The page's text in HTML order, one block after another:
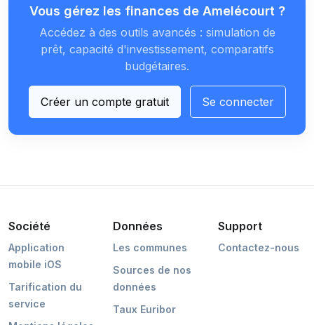
Vous gérez les finances de Amelécourt ?
Accédez à des outils avancés : simulation de
prêt, capacité d'investissement, comparatifs
budgétaires.
Créer un compte gratuit Se connecter
Société
Application
mobile iOS
Tarification du
service
Données
Les communes
Sources de nos
données
Taux Euribor
Support
Contactez-nous